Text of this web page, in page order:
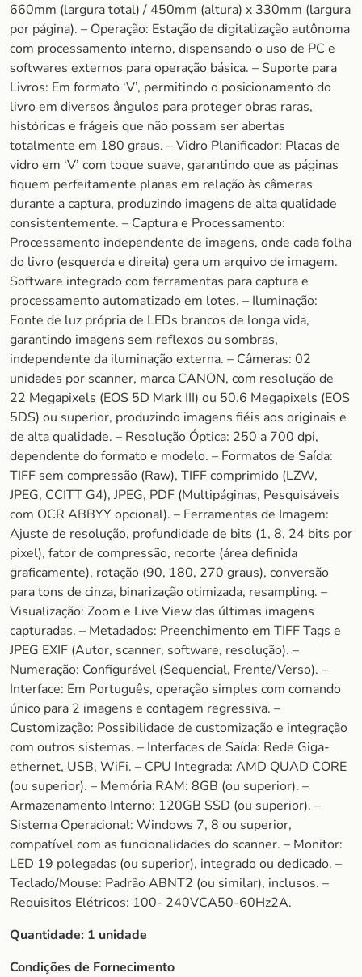
660mm (largura total) / 450mm (altura) x 330mm (largura
por página). – Operação: Estação de digitalização autônoma
com processamento interno, dispensando o uso de PC e
softwares externos para operação básica. – Suporte para
Livros: Em formato ‘V’, permitindo o posicionamento do
livro em diversos ângulos para proteger obras raras,
históricas e frágeis que não possam ser abertas
totalmente em 180 graus. – Vidro Planificador: Placas de
vidro em ‘V’ com toque suave, garantindo que as páginas
fiquem perfeitamente planas em relação às câmeras
durante a captura, produzindo imagens de alta qualidade
consistentemente. – Captura e Processamento:
Processamento independente de imagens, onde cada folha
do livro (esquerda e direita) gera um arquivo de imagem.
Software integrado com ferramentas para captura e
processamento automatizado em lotes. – Iluminação:
Fonte de luz própria de LEDs brancos de longa vida,
garantindo imagens sem reflexos ou sombras,
independente da iluminação externa. – Câmeras: 02
unidades por scanner, marca CANON, com resolução de
22 Megapixels (EOS 5D Mark III) ou 50.6 Megapixels (EOS
5DS) ou superior, produzindo imagens fiéis aos originais e
de alta qualidade. – Resolução Óptica: 250 a 700 dpi,
dependente do formato e modelo. – Formatos de Saída:
TIFF sem compressão (Raw), TIFF comprimido (LZW,
JPEG, CCITT G4), JPEG, PDF (Multipáginas, Pesquisáveis
com OCR ABBYY opcional). – Ferramentas de Imagem:
Ajuste de resolução, profundidade de bits (1, 8, 24 bits por
pixel), fator de compressão, recorte (área definida
graficamente), rotação (90, 180, 270 graus), conversão
para tons de cinza, binarização otimizada, resampling. –
Visualização: Zoom e Live View das últimas imagens
capturadas. – Metadados: Preenchimento em TIFF Tags e
JPEG EXIF (Autor, scanner, software, resolução). –
Numeração: Configurável (Sequencial, Frente/Verso). –
Interface: Em Português, operação simples com comando
único para 2 imagens e contagem regressiva. –
Customização: Possibilidade de customização e integração
com outros sistemas. – Interfaces de Saída: Rede Giga-
ethernet, USB, WiFi. – CPU Integrada: AMD QUAD CORE
(ou superior). – Memória RAM: 8GB (ou superior). –
Armazenamento Interno: 120GB SSD (ou superior). –
Sistema Operacional: Windows 7, 8 ou superior,
compatível com as funcionalidades do scanner. – Monitor:
LED 19 polegadas (ou superior), integrado ou dedicado. –
Teclado/Mouse: Padrão ABNT2 (ou similar), inclusos. –
Requisitos Elétricos: 100- 240VCA50-60Hz2A.
Quantidade: 1 unidade
Condições de Fornecimento